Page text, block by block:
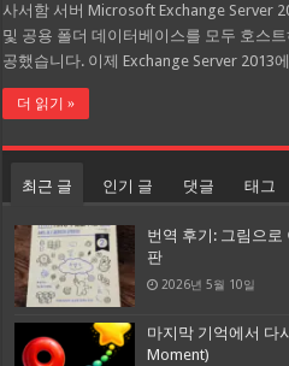
사서함 서버 Microsoft Exchange Server
및 공용 폴더 데이터베이스를 모두 호스
공했습니다. 이제 Exchange Server 2013
더 읽기 »
최근 글 인기 글 댓글 태그
번역 후기: 그림으로
판
2026년 5월 10일
마지막 기억에서 다
Moment)